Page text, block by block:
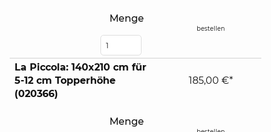
Menge
bestellen
La Piccola: 140x210 cm für
5-12 cm Topperhöhe
(020366)
Menge
185,00 €*